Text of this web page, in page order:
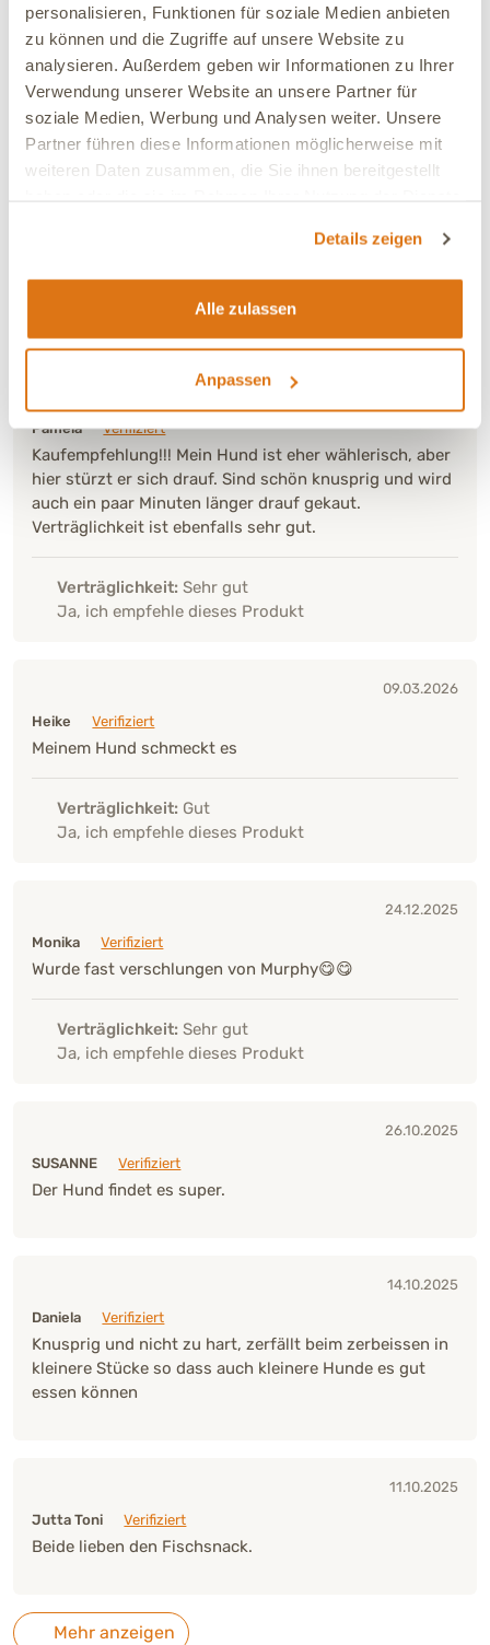
personalisieren, Funktionen für soziale Medien anbieten
zu können und die Zugriffe auf unsere Website zu
analysieren. Außerdem geben wir Informationen zu Ihrer
Verwendung unserer Website an unsere Partner für
soziale Medien, Werbung und Analysen weiter. Unsere
Partner führen diese Informationen möglicherweise mit
weiteren Daten zusammen, die Sie ihnen bereitgestellt
Details zeigen
Alle zulassen
Anpassen
mögen die zwei gerne.
Verträglichkeit:Gut
Ja, ich empfehle dieses Produkt
06.06.2026
Ja, ich empfehle dieses Produkt
Pamela
Verifiziert
Kaufempfehlung!!! Mein Hund ist eher wählerisch, aber
hier stürzt er sich drauf. Sind schön knusprig und wird
auch ein paar Minuten länger drauf gekaut.
Verträglichkeit ist ebenfalls sehr gut.
Verträglichkeit: Sehr gut
Ja, ich empfehle dieses Produkt
09.03.2026
Heike
Verifiziert
Meinem Hund schmeckt es
Verträglichkeit: Gut
Ja, ich empfehle dieses Produkt
24.12.2025
Monika
Verifiziert
Wurde fast verschlungen von Murphy😋😋
Verträglichkeit: Sehr gut
Ja, ich empfehle dieses Produkt
26.10.2025
SUSANNE
Verifiziert
Der Hund findet es super.
14.10.2025
Daniela
Verifiziert
Knusprig und nicht zu hart, zerfällt beim zerbeissen in
kleinere Stücke so dass auch kleinere Hunde es gut
essen können
11.10.2025
Jutta Toni
Verifiziert
Beide lieben den Fischsnack.
Mehr anzeigen